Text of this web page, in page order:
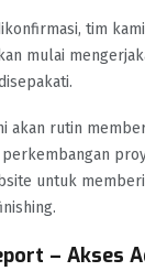
tim
mulai
akan rutin
untuk
– Akses